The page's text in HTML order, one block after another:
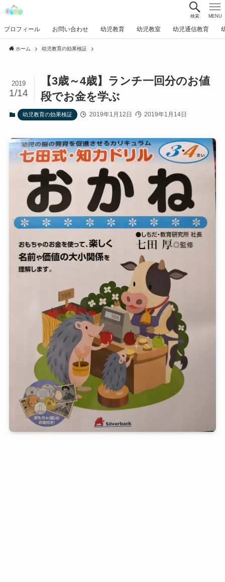
検索 MENU
プロフィール お問い合わせ 幼児教育 幼児教室 幼児通信教育
ホーム 幼児教育の効果検証
【3歳～4歳】ランチ一回分のお値
段でお金を学ぶ
2019
1/14
幼児教育の効果検証 2019年1月12日 2019年1月14日